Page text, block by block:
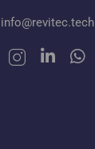
info@revitec.tech